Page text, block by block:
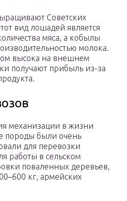
Советских
вид лошадей является
мяса, а кобылы
молока.
высока на внешнем
получают прибыль из-за
механизации в жизни
породы были очень
для перевозки
работы в сельском
поваленных деревьев,
кг, армейских